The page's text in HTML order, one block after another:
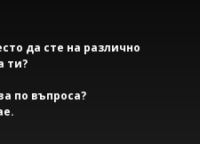
да сте на различно
ти?
по въпроса?